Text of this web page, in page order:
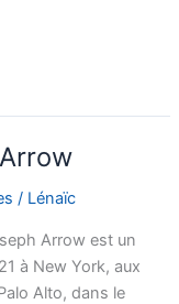
/ Lénaïc
Arrow est un
à New York, aux
Alto, dans le